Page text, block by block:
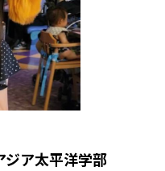
ア太平洋学部